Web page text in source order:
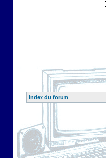
Index du forum